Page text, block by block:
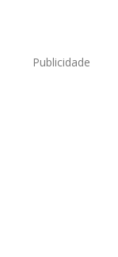
Publicidade